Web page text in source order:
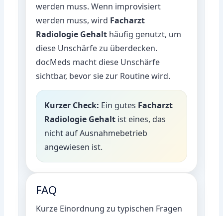
werden muss. Wenn improvisiert
werden muss, wird Facharzt
Radiologie Gehalt häufig genutzt, um
diese Unschärfe zu überdecken.
docMeds macht diese Unschärfe
sichtbar, bevor sie zur Routine wird.
Kurzer Check: Ein gutes Facharzt
Radiologie Gehalt ist eines, das
nicht auf Ausnahmebetrieb
angewiesen ist.
FAQ
Kurze Einordnung zu typischen Fragen